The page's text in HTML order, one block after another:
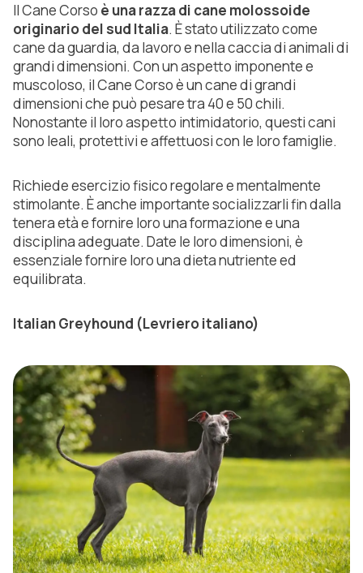
Il Cane Corso è una razza di cane molossoide
originario del sud Italia. È stato utilizzato come
cane da guardia, da lavoro e nella caccia di animali di
grandi dimensioni. Con un aspetto imponente e
muscoloso, il Cane Corso è un cane di grandi
dimensioni che può pesare tra 40 e 50 chili.
Nonostante il loro aspetto intimidatorio, questi cani
sono leali, protettivi e affettuosi con le loro famiglie.
Richiede esercizio fisico regolare e mentalmente
stimolante. È anche importante socializzarli fin dalla
tenera età e fornire loro una formazione e una
disciplina adeguate. Date le loro dimensioni, è
essenziale fornire loro una dieta nutriente ed
equilibrata.
Italian Greyhound (Levriero italiano)